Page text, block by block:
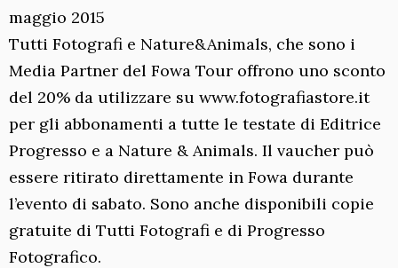
maggio 2015
Tutti Fotografi e Nature&Animals, che sono i
Media Partner del Fowa Tour offrono uno sconto
del 20% da utilizzare su www.fotografiastore.it
per gli abbonamenti a tutte le testate di Editrice
Progresso e a Nature & Animals. Il vaucher può
essere ritirato direttamente in Fowa durante
l’evento di sabato. Sono anche disponibili copie
gratuite di Tutti Fotografi e di Progresso
Fotografico.